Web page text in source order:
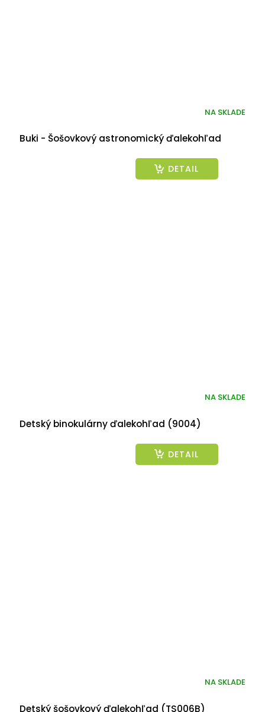
Buki - Šošovkový astronomický ďalekohľad
NA SKLADE
DETAIL
Detský binokulárny ďalekohľad (9004)
NA SKLADE
DETAIL
Detský šošovkový ďalekohľad (TS006B)
NA SKLADE